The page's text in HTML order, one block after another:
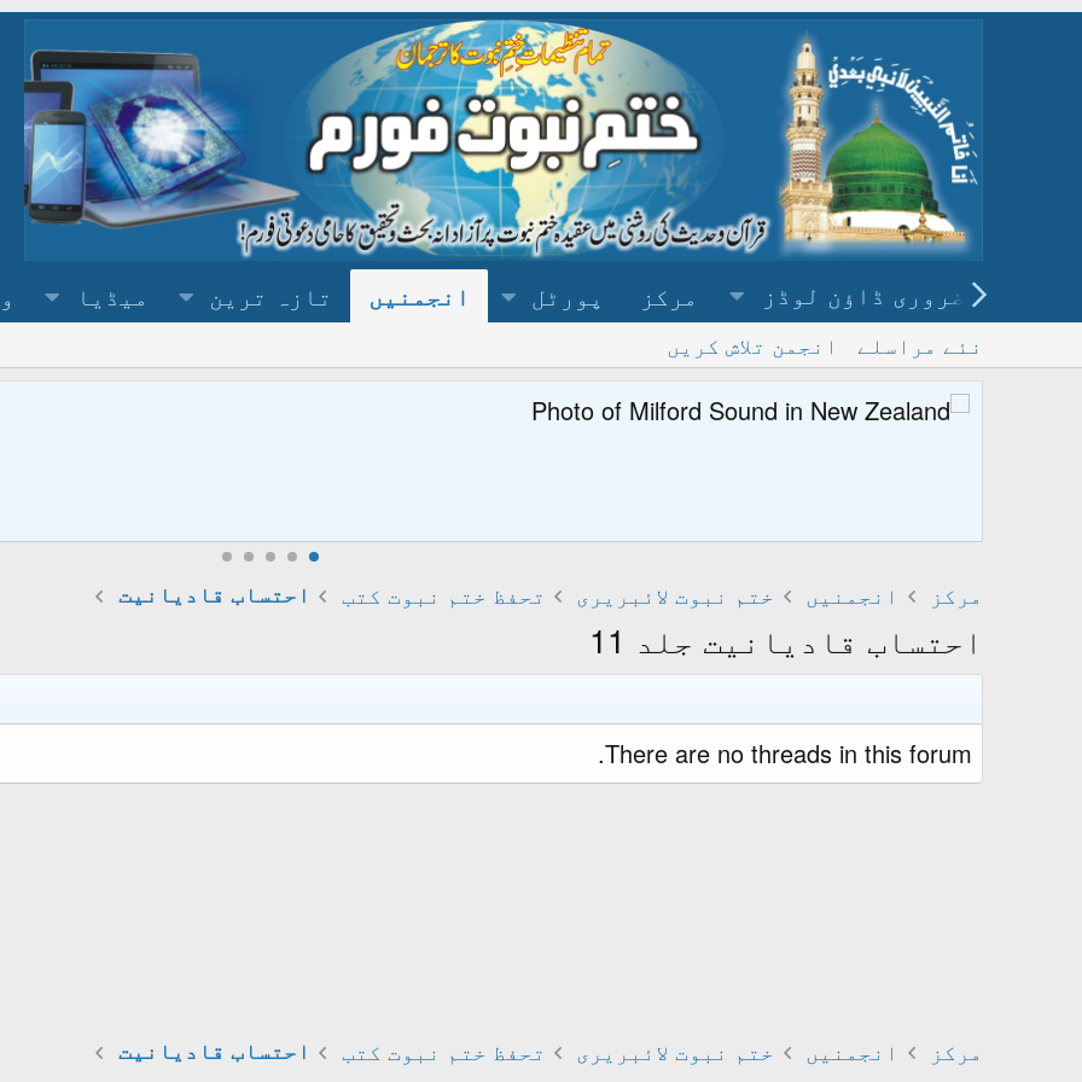
ضروری ڈاؤن لوڈز مرکز پورٹل انجمنیں تازہ ترین میڈیا
نئے مراسلے انجمن تلاش کریں
مرکز انجمنیں ختم نبوت لائبریری تحفظ ختم نبوت کتب احتساب قادیانیت
احتساب قادیانیت جلد 11
There are no threads in this forum.
مرکز انجمنیں ختم نبوت لائبریری تحفظ ختم نبوت کتب احتساب قادیانیت